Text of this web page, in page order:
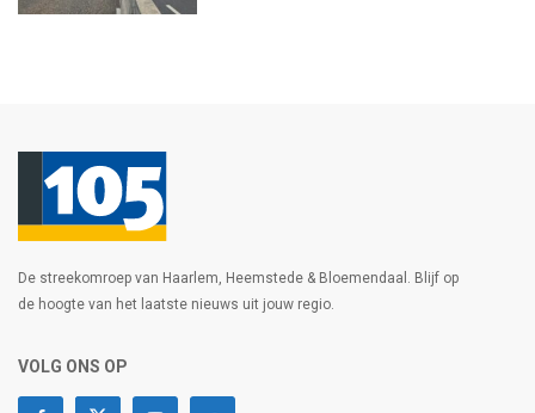
De streekomroep van Haarlem, Heemstede & Bloemendaal. Blijf op
de hoogte van het laatste nieuws uit jouw regio.
VOLG ONS OP